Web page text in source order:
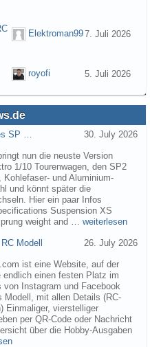
Elektroman997. Juli 2026
royofi 5. Juli 2026
SP … 30. July 2026
nun die neuste Version
1/10 Tourenwagen, den SP2
und Aluminium-
und könnt später die
Hier ein paar Infos
Suspension XS
weight and … weiterlesen
Modell 26. July 2026
ist eine Website, auf der
endlich einen festen Platz im
Instagram und Facebook
mit allen Details (RC-
Einmaliger, vierstelliger
per QR-Code oder Nachricht
über die Hobby-Ausgaben